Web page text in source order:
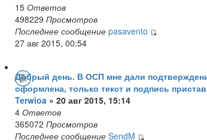
15 Ответов
498229 Просмотров
Последнее сообщение pasavento
27 авг 2015, 00:54
Добрый день. В ОСП мне дали
оформлена, только текст и подпись
Terwioa » 20 авг 2015, 15:14
4 Ответов
365072 Просмотров
Последнее сообщение SendM